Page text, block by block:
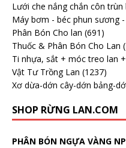
Lưới che nắng chắn côn
Máy bơm - béc phun sương
Phân Bón Cho lan (691)
Thuốc & Phân Bón Cho Lan
Ti nhựa, sắt + móc treo lan
Vật Tư Trồng Lan (1237)
Xơ dừa-dớn cây-dớn bảng-
SHOP RỪNG LAN.COM
PHÂN BÓN NGỰA VÀNG